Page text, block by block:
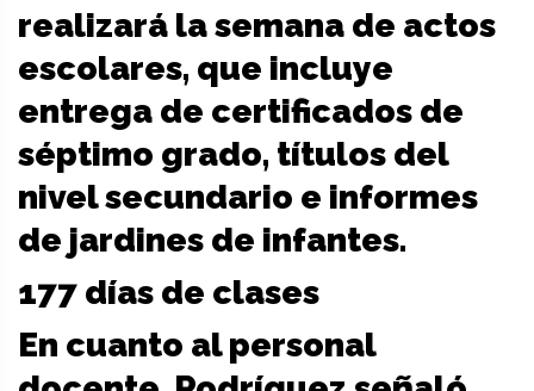
realizará la semana de actos
escolares, que incluye
entrega de certificados de
séptimo grado, títulos del
nivel secundario e informes
de jardines de infantes.
177 días de clases
En cuanto al personal